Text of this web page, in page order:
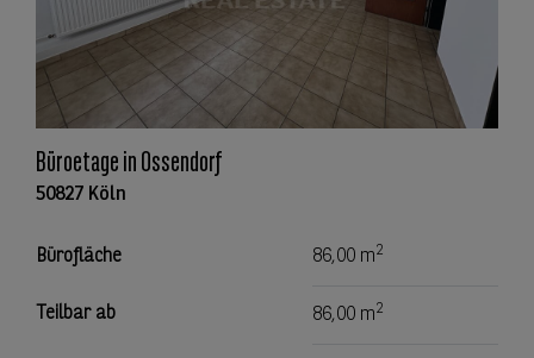
Büroetage in Ossendorf
50827 Köln
Bürofläche 86,00 m2
Teilbar ab 86,00 m2